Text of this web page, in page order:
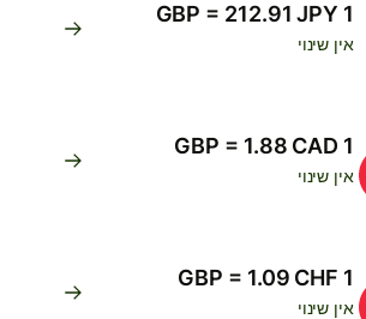
1 GBP = 212.91 JPY
אין שינוי
1 GBP = 1.88 CAD
אין שינוי
1 GBP = 1.09 CHF
אין שינוי